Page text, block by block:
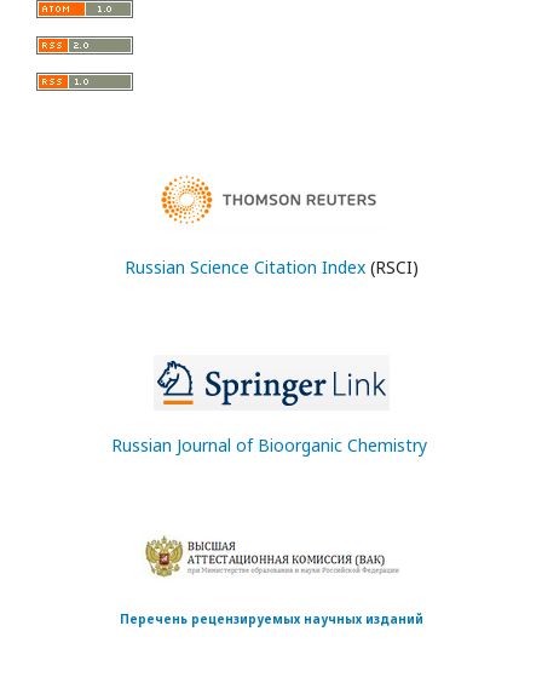
Russian Science Citation Index(RSCI)
Russian Journal of Bioorganic Chemistry
Перечень рецензируемых научных изданий